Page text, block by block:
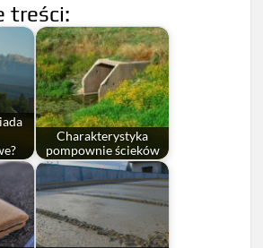
treści:
Charakterystyka
pompownie ścieków